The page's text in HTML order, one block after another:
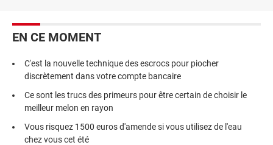
EN CE MOMENT
C'est la nouvelle technique des escrocs pour piocher
discrètement dans votre compte bancaire
Ce sont les trucs des primeurs pour être certain de choisir le
meilleur melon en rayon
Vous risquez 1500 euros d'amende si vous utilisez de l'eau
chez vous cet été